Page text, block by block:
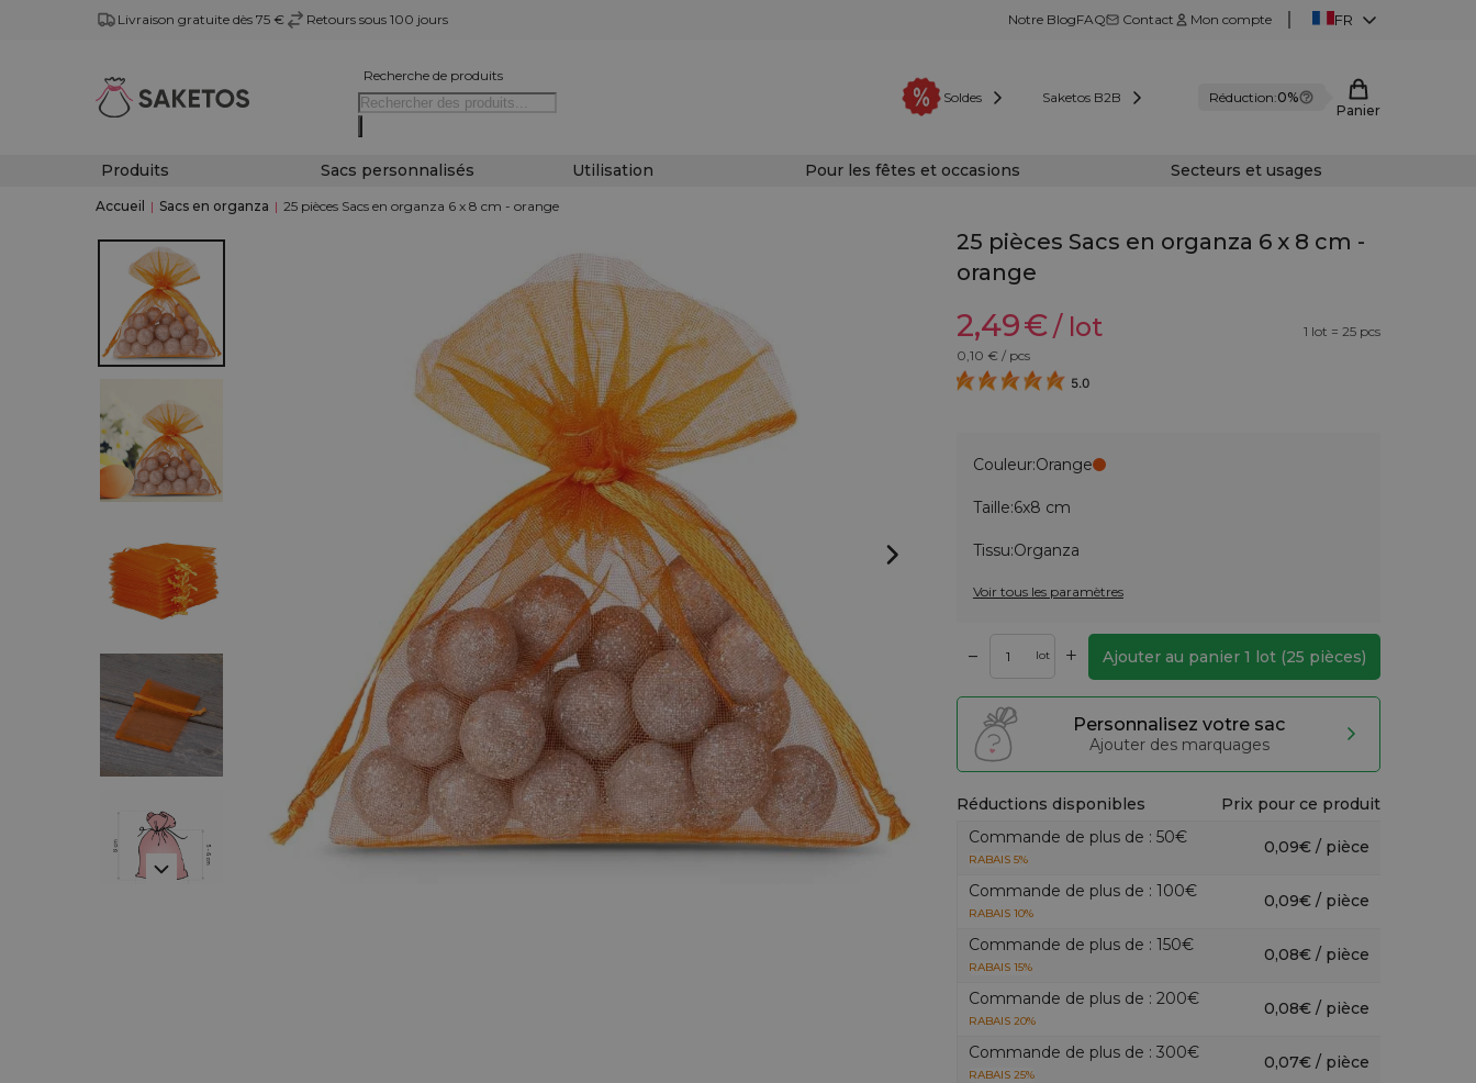
Livraison gratuite dès 75 € Retours sous 100 jours Notre BlogFAQ Contact Mon compte FR
Recherche de produits
Soldes
Saketos B2B Réduction:0%
Panier
Produits Sacs personnalisés Utilisation Pour les fêtes et occasions Secteurs et usages
Accueil | Sacs en organza | 25 pièces Sacs en organza 6 x 8 cm - orange
25 pièces Sacs en organza 6 x 8 cm -
orange
2,49€/ lot
1 lot = 25 pcs
0,10 € / pcs
5.0
Couleur:Orange
Taille:6x8 cm
Tissu:Organza
Voir tous les paramètres
– lot + Ajouter au panier 1 lot (25 pièces)
Personnalisez votre sac
Ajouter des marquages
Réductions disponibles
Prix pour ce produit
Commande de plus de : 50€
RABAIS 5%
0,09€ / pièce
Commande de plus de : 100€
RABAIS 10%
0,09€ / pièce
Commande de plus de : 150€
RABAIS 15%
0,08€ / pièce
Commande de plus de : 200€
RABAIS 20%
0,08€ / pièce
Commande de plus de : 300€
RABAIS 25%
0,07€ / pièce